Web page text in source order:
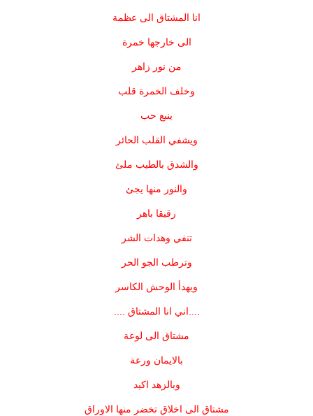
انا المشتاق الى عظمة
الى خارجها خمرة
من نور زاهر
وخلف الخمرة قلب
ينبع حب
ويشفي القلب الحائر
والشدق بالطيب ملئ
والنور منها يجئ
رقيقا باهر
تنفي وهدات الشر
وترطب الجو الحر
ويهدأ الوحش الكاسر
....اني انا المشتاق ....
مشتاق الى لوعة
بالايمان ورعة
وبالزهد اكيد
مشتاق الى اخلاق تخضر منها الاوراق